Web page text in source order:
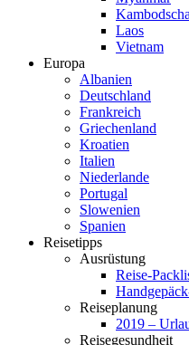
Kambodscha
Laos
Vietnam
Europa
Albanien
Deutschland
Frankreich
Griechenland
Kroatien
Italien
Niederlande
Portugal
Slowenien
Spanien
Reisetipps
Ausrüstung
Reise-
Reiseplanung
2019 –
Reisegesundheit